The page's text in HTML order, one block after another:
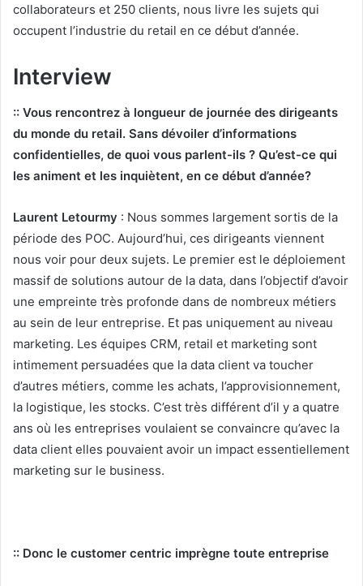
collaborateurs et 250 clients, nous livre les sujets qui
occupent l’industrie du retail en ce début d’année.
Interview
:: Vous rencontrez à longueur de journée des dirigeants
du monde du retail. Sans dévoiler d’informations
confidentielles, de quoi vous parlent-ils ? Qu’est-ce qui
les animent et les inquiètent, en ce début d’année?
Laurent Letourmy : Nous sommes largement sortis de la
période des POC. Aujourd’hui, ces dirigeants viennent
nous voir pour deux sujets. Le premier est le déploiement
massif de solutions autour de la data, dans l’objectif d’avoir
une empreinte très profonde dans de nombreux métiers
au sein de leur entreprise. Et pas uniquement au niveau
marketing. Les équipes CRM, retail et marketing sont
intimement persuadées que la data client va toucher
d’autres métiers, comme les achats, l’approvisionnement,
la logistique, les stocks. C’est très différent d’il y a quatre
ans où les entreprises voulaient se convaincre qu’avec la
data client elles pouvaient avoir un impact essentiellement
marketing sur le business.
:: Donc le customer centric imprègne toute entreprise